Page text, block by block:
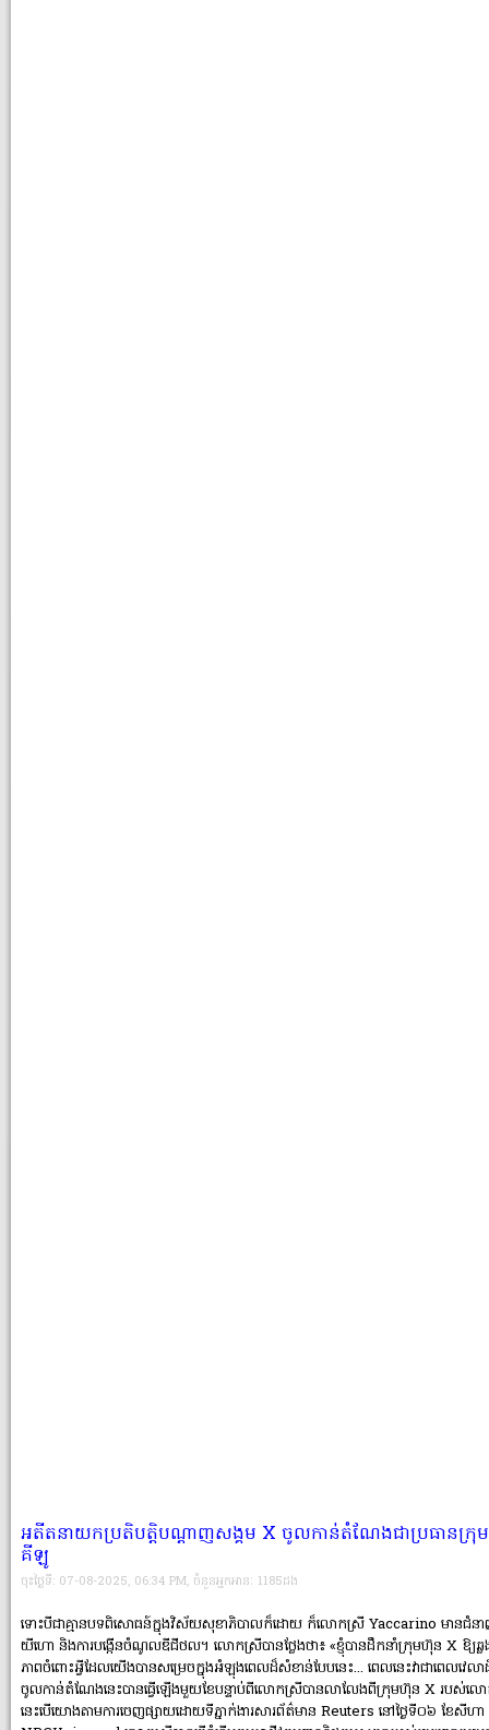
អតីតនាយកប្រតិបត្តិបណ្តាញសង្គម X ចូលកាន់តំណែងជាប្រធានក្រុ
គីឡូ
ចុះថ្ងៃទី: 07-08-2025, 06:34 PM, ចំនួនអ្នកអានៈ 1185ដង
ទោះបីជាគ្មានបទពិសោធន៍ក្នុងវិស័យសុខាភិបាលក៏ដោយ ក៏លោកស្រី Yaccarino មានជំនាញ
យីហោ និងការបង្កើនចំណូលឌីជីថល។ លោកស្រីបានថ្លែងថា៖ «ខ្ញុំបានដឹកនាំក្រុមហ៊ុន X ឱ្យឆ្ល
ភាពចំពោះអ្វីដែលយើងបានសម្រេចក្នុងអំឡុងពេលដ៏សំខាន់បែបនេះ... ពេលនេះវាជាពេលវេល
ចូលកាន់តំណែងនេះបានធ្វើឡើងមួយខែបន្ទាប់ពីលោកស្រីបានលាលែងពីក្រុមហ៊ុន X របស់ល
នេះបើយោងតាមការចេញផ្សាយដោយទីភ្នាក់ងារសារព័ត៌មាន Reuters នៅថ្ងៃទី០៦ ខែ